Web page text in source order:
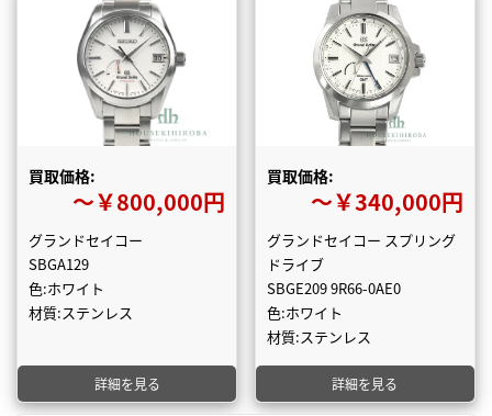
買取価格:
〜￥800,000円
グランドセイコー
SBGA129
色:ホワイト
材質:ステンレス
詳細を見る
買取価格:
〜￥340,000円
グランドセイコー スプリング
ドライブ
SBGE209 9R66-0AE0
色:ホワイト
材質:ステンレス
詳細を見る